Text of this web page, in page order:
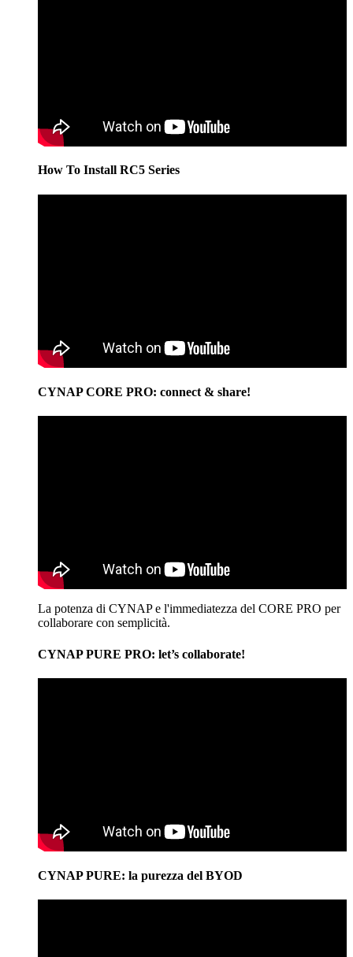
How To Install RC5 Series
CYNAP CORE PRO: connect & share!
La potenza di CYNAP e l'immediatezza del CORE PRO per
collaborare con semplicità.
CYNAP PURE PRO: let’s collaborate!
CYNAP PURE: la purezza del BYOD